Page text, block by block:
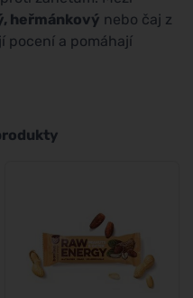
heřmánkový nebo čaj z
pocení a pomáhají